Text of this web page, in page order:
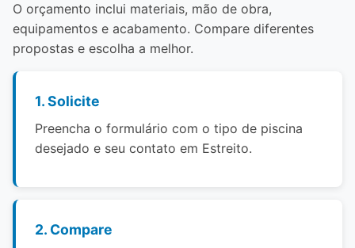
O orçamento inclui materiais, mão de obra,
equipamentos e acabamento. Compare diferentes
propostas e escolha a melhor.
1. Solicite
Preencha o formulário com o tipo de piscina
desejado e seu contato em Estreito.
2. Compare